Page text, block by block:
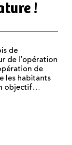
!
de
de l’opération
de
les habitants
objectif…